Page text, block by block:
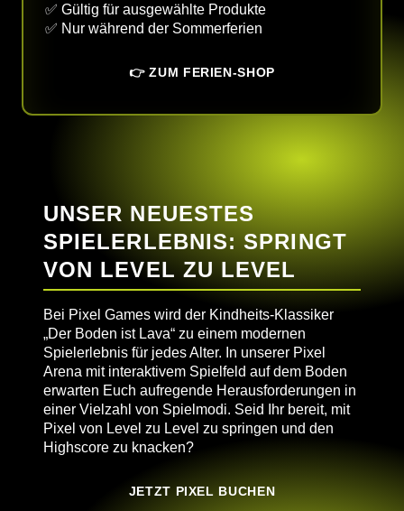
✅ Gültig für ausgewählte Produkte
✅ Nur während der Sommerferien
👉 ZUM FERIEN-SHOP
UNSER NEUESTES
SPIELERLEBNIS: SPRINGT
VON LEVEL ZU LEVEL
Bei Pixel Games wird der Kindheits-Klassiker
„Der Boden ist Lava“ zu einem modernen
Spielerlebnis für jedes Alter. In unserer Pixel
Arena mit interaktivem Spielfeld auf dem Boden
erwarten Euch aufregende Herausforderungen in
einer Vielzahl von Spielmodi. Seid Ihr bereit, mit
Pixel von Level zu Level zu springen und den
Highscore zu knacken?
JETZT PIXEL BUCHEN